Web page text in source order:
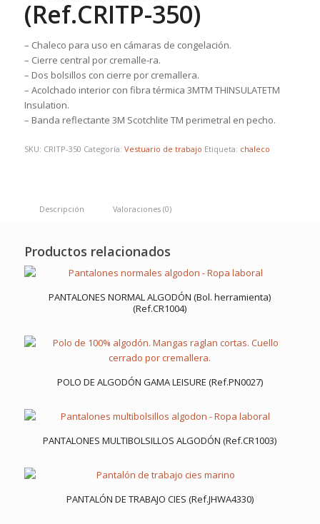
(Ref.CRITP-350)
– Chaleco para uso en cámaras de congelación.
– Cierre central por cremalle-ra.
– Dos bolsillos con cierre por cremallera.
– Acolchado interior con fibra térmica 3MTM THINSULATETM
Insulation.
– Banda reflectante 3M Scotchlite TM perimetral en pecho.
SKU: CRITP-350 Categoría: Vestuario de trabajo Etiqueta: chaleco
Descripción Valoraciones (0)
Productos relacionados
PANTALONES NORMAL ALGODÓN (Bol. herramienta)
(Ref.CR1004)
POLO DE ALGODÓN GAMA LEISURE (Ref.PN0027)
PANTALONES MULTIBOLSILLOS ALGODÓN (Ref.CR1003)
PANTALÓN DE TRABAJO CIES (Ref.JHWA4330)